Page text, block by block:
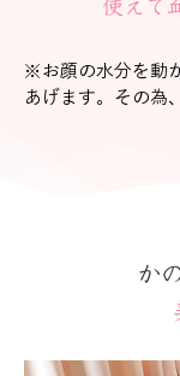
使えて
※お顔の水分を動
あげます。その為
か